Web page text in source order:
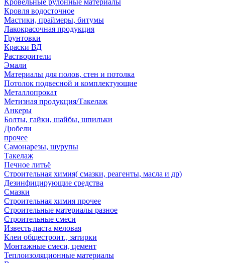
Кровельные рулонные материалы
Кровля водосточное
Мастики, праймеры, битумы
Лакокрасочная продукция
Грунтовки
Краски ВД
Растворители
Эмали
Материалы для полов, стен и потолка
Потолок подвесной и комплектующие
Металлопрокат
Метизная продукция/Такелаж
Анкеры
Болты, гайки, шайбы, шпильки
Дюбели
прочее
Самонарезы, шурупы
Такелаж
Печное литьё
Строительная химия( смазки, реагенты, масла и др)
Дезинфицирующие средства
Смазки
Строительная химия прочее
Строительные материалы разное
Строительные смеси
Известь,паста меловая
Клеи общестроит., затирки
Монтажные смеси, цемент
Теплоизоляционные материалы